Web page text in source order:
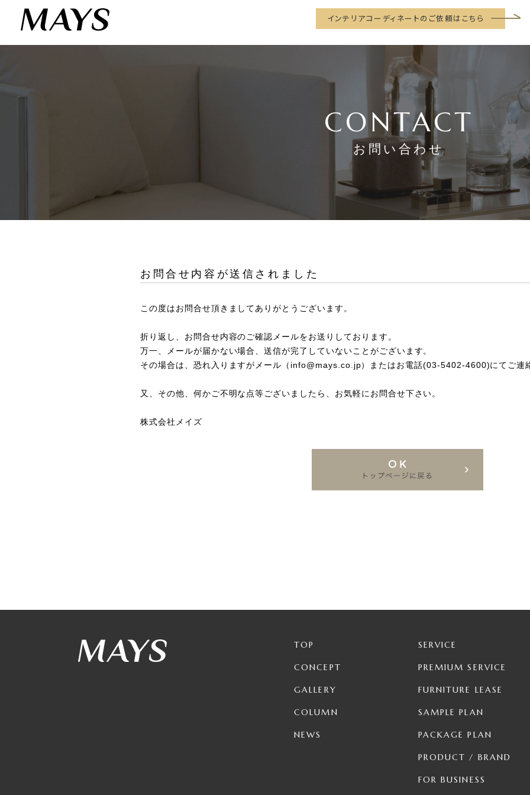
インテリアコーディネートのご依頼はこちら
CONTACT
お問い合わせ
お問合せ内容が送信されました
この度はお問合せ頂きましてありがとうございます。
折り返し、お問合せ内容のご確認メールをお送りしております。
万一、メールが届かない場合、送信が完了していないことがございます。
その場合は、恐れ入りますが メール（info@mays.co.jp） またはお電話(03-5402-4600)にてご連
又、その他、何かご不明な点等ございましたら、お気軽にお問合せ下さい。
株式会社メイズ
TOP
CONCEPT
GALLERY
COLUMN
NEWS
SERVICE
PREMIUM SERVICE
FURNITURE LEASE
SAMPLE PLAN
PACKAGE PLAN
PRODUCT / BRAND
FOR BUSINESS